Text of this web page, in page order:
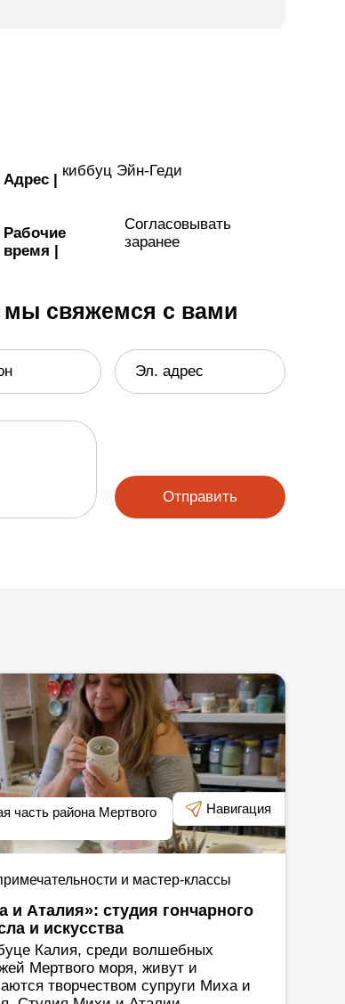
Адрес |
киббуц Эйн-Геди
Рабочие
время |
Согласовывать
заранее
мы свяжемся с вами
Эл. адрес
Отправить
часть района Мертвого
Навигация
и мастер-классы
и Аталия»: студия гончарного
и искусства
Калия, среди волшебных
Мертвого моря, живут и
творчеством супруги Миха и